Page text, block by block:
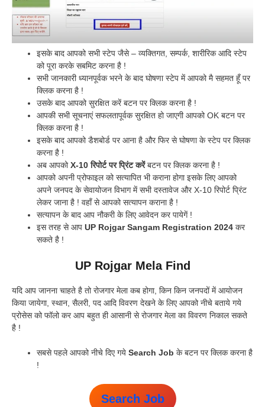
इसके बाद आपको सभी स्टेप जैसे – व्यक्तिगत, सम्पर्क, शारीरिक आदि स्टेप
को पूरा करके सबमिट करना है !
सभी जानकारी ध्यानपूर्वक भरने के बाद घोषणा स्टेप में आपको मै सहमत हूँ पर
क्लिक करना है !
उसके बाद आपको सुरक्षित करें बटन पर क्लिक करना है !
आपकी सभी सूचनाएं सफलतापूर्वक सुरक्षित हो जाएगी आपको OK बटन पर
क्लिक करना है !
इसके बाद आपको डैशबोर्ड पर आना है और फिर से घोषणा के स्टेप पर क्लिक
करना है !
अब आपकोX-10 रिपोर्ट पर प्रिंट करेंबटन पर क्लिक करना है !
आपको अपनी प्रोफाइल को सत्यापित भी कराना होगा इसके लिए आपको
अपने जनपद के सेवायोजन विभाग में सभी दस्तावेज और X-10 रिपोर्ट प्रिंट
लेकर जाना है ! वहाँ से आपको सत्यापन कराना है !
सत्यापन के बाद आप नौकरी के लिए आवेदन कर पायेगें !
इस तरह से आप UP Rojgar Sangam Registration 2024 कर
सकते है !
UP Rojgar Mela Find
यदि आप जानना चाहते है तो रोजगार मेला कब होगा, किन किन जनपदों में आयोजन
किया जायेगा, स्थान, सैलरी, पद आदि विवरण देखने के लिए आपको नीचे बताये गये
प्रोसेस को फॉलो कर आप बहुत ही आसानी से रोजगार मेला का विवरण निकाल सकते
है !
सबसे पहले आपको नीचे दिए गये Search Job के बटन पर क्लिक करना है
!
Search Job